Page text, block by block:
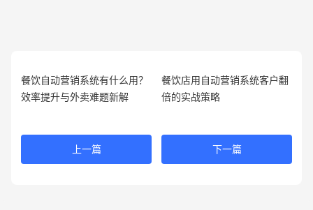
餐饮自动营销系统有什么用？
效率提升与外卖难题新解
上一篇
餐饮店用自动营销系统客户翻
倍的实战策略
下一篇